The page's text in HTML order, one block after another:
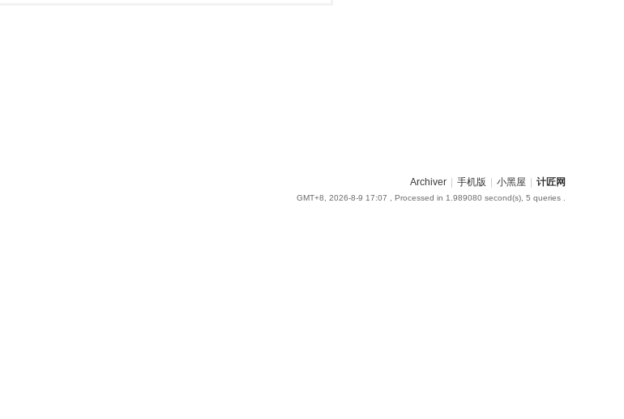
Archiver 手机版 小黑屋 计匠网
GMT+8, 2026-8-9 17:07 , Processed in 1.989080 second(s), 5 queries .